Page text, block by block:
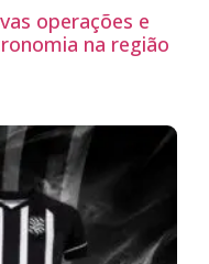
operações e
na região